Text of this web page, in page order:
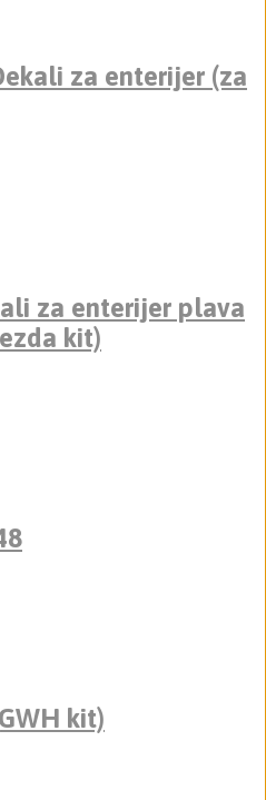
za enterijer (za
za enterijer plava
kit)
kit)